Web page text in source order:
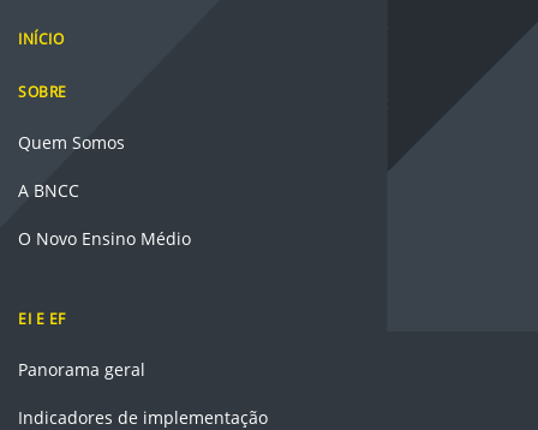
INÍCIO
SOBRE
Quem Somos
A BNCC
O Novo Ensino Médio
EI E EF
Panorama geral
Indicadores de implementação